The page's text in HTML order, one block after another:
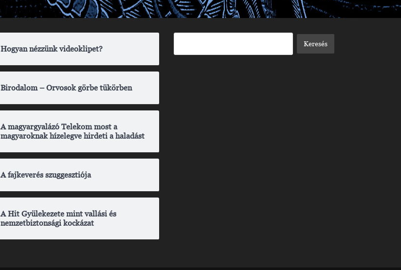
Hogyan nézzünk videoklipet?
Birodalom – Orvosok görbe tükörben
A magyargyalázó Telekom most a
magyaroknak hízelegve hirdeti a haladást
A fajkeverés szuggesztiója
A Hit Gyülekezete mint vallási és
nemzetbiztonsági kockázat